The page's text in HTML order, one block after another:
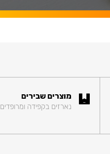
מוצרים שבירים
נארזים בקפידה ומרופדים